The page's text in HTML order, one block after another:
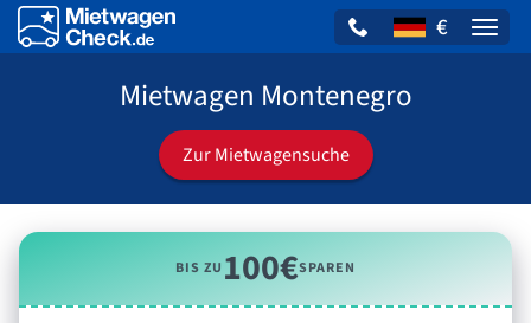
€
Mietwagen Montenegro
Zur Mietwagensuche
BIS ZU100€SPAREN